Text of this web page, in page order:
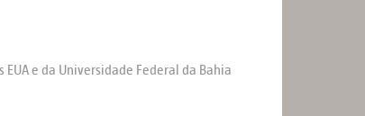
e da Universidade Federal da Bahia